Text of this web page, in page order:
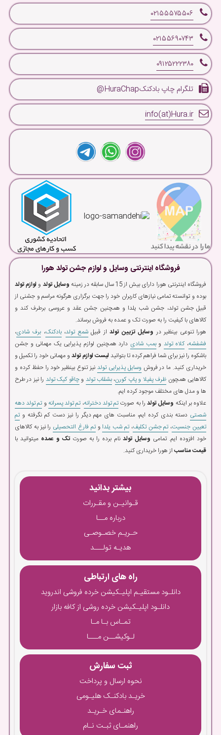
۰۲۱۵۵۵۷۵۵۰۶
۰۲۱۵۵۶۹۰۷۴۳
۰۹۱۲۵۲۲۲۳۸۰
تلگرام چاپ بادکنکHuraChap@
info(at)Hura.ir
فروشگاه اینترنتی وسایل و لوازم جشن تولد هورا
فروشگاه اینترنتی هورا دارای بیش از 15 سال سابقه در زمینه وسایل تولد و لوازم تولد
بوده و توانسته تمامی نیازهای کاربران خود را جهت برگزاری هرگونه مراسم و جشنی از
قبیل جشن تولد، جشن شب یلدا و همچنین جشن عقد و عروسی برطرف کند و
کالاهای با کیفیت را به صورت تک و عمده به فروش برساند.
هورا تنوعی بینظیر در وسایل تزیین تولداز قبیلشمع تولد،بادکنک، برف شادی،
فشفشه،کلاه تولد وبمب شادی دارد همچنین لوازم پذیرایی یک مهمانی و جشن
باشکوه را نیز برای شما فراهم کرده تا بتوانیدلیست لوازم تولد و مهمانی خود را تکمیل و
خریداری کنید. ما در فروش وسایل پذیرایی تولد نیز تنوع بینظیر خود را حفظ کرده و
کالاهایی همچون ظرف پفیلا و پاپ کورن،بشقاب تولد وچاقو کیک تولد را نیز در طرح
ها و مدل های مختلف موجود کرده ایم.
علاوه بر اینکه وسایل تولدرا به صورتتم تولد دخترانه،تم تولد پسرانه وتم تولد دهه
شصتی دسته بندی کرده ایم، مناسبت های مهم دیگر را نیز دست کم نگرفته وتم
تعیین جنسیت،تم جشن تکلیف،تم شب یلدا وتم فارغ التحصیلی را نیز به کالاهای
خود افزوده ایم. تمامی وسایل تولد نام برده را به صورت تک و عمده میتوانید با
قیمت مناسب از هورا خریداری کنید.
بیشتر بدانید
قـوانیـن و مقـررات
درباره مــا
حـریـم خصـوصـی
هدیـه تولـــد
راه های ارتباطی
دانلـود مستقیـم اپلیـکیشن خرده فروشی اندروید
دانلـود اپلیـکیشن خرده روشی از کافه بازار
تمـاس بـا مـا
لـوکیشــن مـــا
ثبت سفارش
نحوه ارسال و پرداخت
خریـد بادکنـک هلیـومی
راهنـمای خـریـد
راهنمـای ثبـت نـام